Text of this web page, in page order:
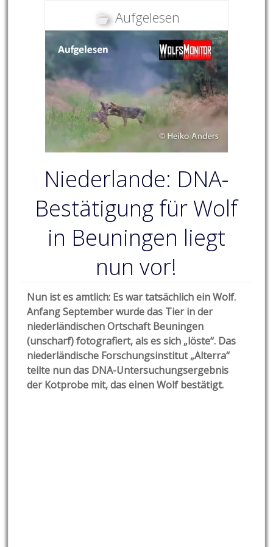
Aufgelesen
Niederlande: DNA-
Bestätigung für Wolf
in Beuningen liegt
nun vor!
Nun ist es amtlich: Es war tatsächlich ein Wolf.
Anfang September wurde das Tier in der
niederländischen Ortschaft Beuningen
(unscharf) fotografiert, als es sich „löste“. Das
niederländische Forschungsinstitut „Alterra“
teilte nun das DNA-Untersuchungsergebnis
der Kotprobe mit, das einen Wolf bestätigt.